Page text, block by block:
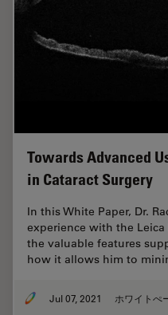
Towards Advanced
in Cataract Surgery
In this White Paper, Dr.
experience with the Leica
the valuable features
how it allows him to
Jul 07, 2021 ホワイトぺ